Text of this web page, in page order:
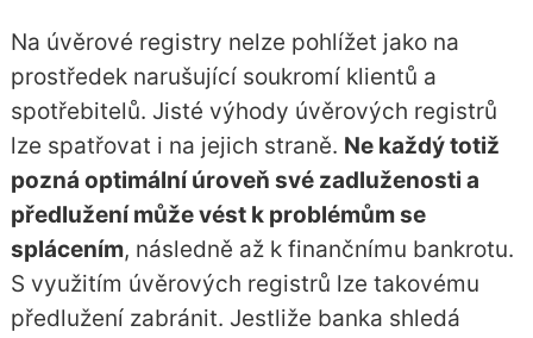
Na úvěrové registry nelze pohlížet jako na
prostředek narušující soukromí klientů a
spotřebitelů. Jisté výhody úvěrových registrů
lze spatřovat i na jejich straně. Ne každý totiž
pozná optimální úroveň své zadluženosti a
předlužení může vést k problémům se
splácením, následně až k finančnímu bankrotu.
S využitím úvěrových registrů lze takovému
předlužení zabránit. Jestliže banka shledá